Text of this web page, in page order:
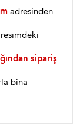
adresinden
sipariş
bina